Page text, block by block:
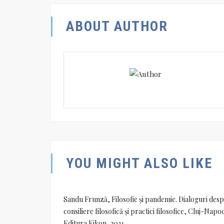
ABOUT AUTHOR
YOU MIGHT ALSO LIKE
Sandu Frunză, Filosofie și pandemie. Dialoguri
consiliere filosofică și practici filosofice, Cluj-